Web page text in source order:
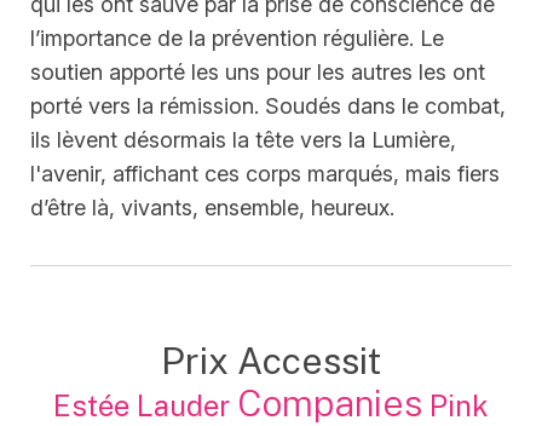
l’importance de la prévention régulière. Le
soutien apporté les uns pour les autres les ont
porté vers la rémission. Soudés dans le combat,
ils lèvent désormais la tête vers la Lumière,
l'avenir, affichant ces corps marqués, mais fiers
d’être là, vivants, ensemble, heureux.
Prix Accessit
Estée Lauder Companies Pink